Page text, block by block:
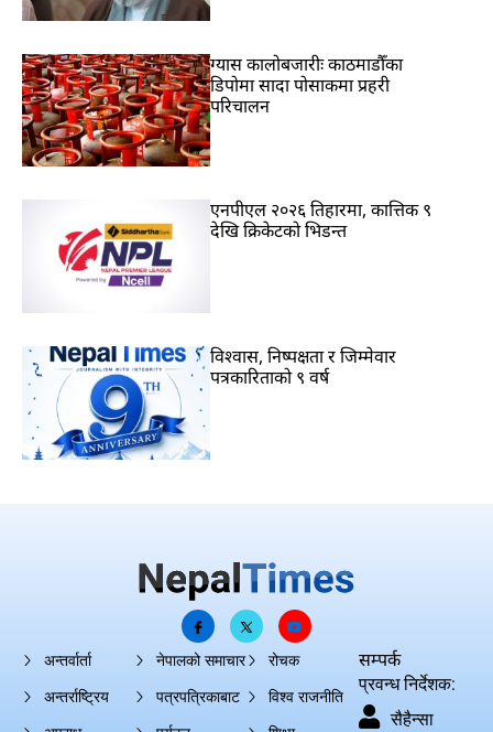
ग्यास कालोबजारीः काठमाडौँका
डिपोमा सादा पोसाकमा प्रहरी
परिचालन
एनपीएल २०२६ तिहारमा, कात्तिक ९
देखि क्रिकेटको भिडन्त
विश्वास, निष्पक्षता र जिम्मेवार
पत्रकारिताको ९ वर्ष
अन्तर्वार्ता
अन्तर्राष्ट्रिय
नेपालको समाचार
पत्रपत्रिकाबाट
रोचक
विश्व राजनीति
सम्पर्क
प्रवन्ध निर्देशक:
सैहैन्सा